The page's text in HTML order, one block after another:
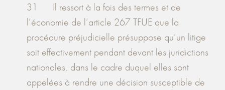
31 Il ressort à la fois des termes et de
l’économie de l’article 267 TFUE que la
procédure préjudicielle présuppose qu’un litige
soit effectivement pendant devant les juridictions
nationales, dans le cadre duquel elles sont
appelées à rendre une décision susceptible de